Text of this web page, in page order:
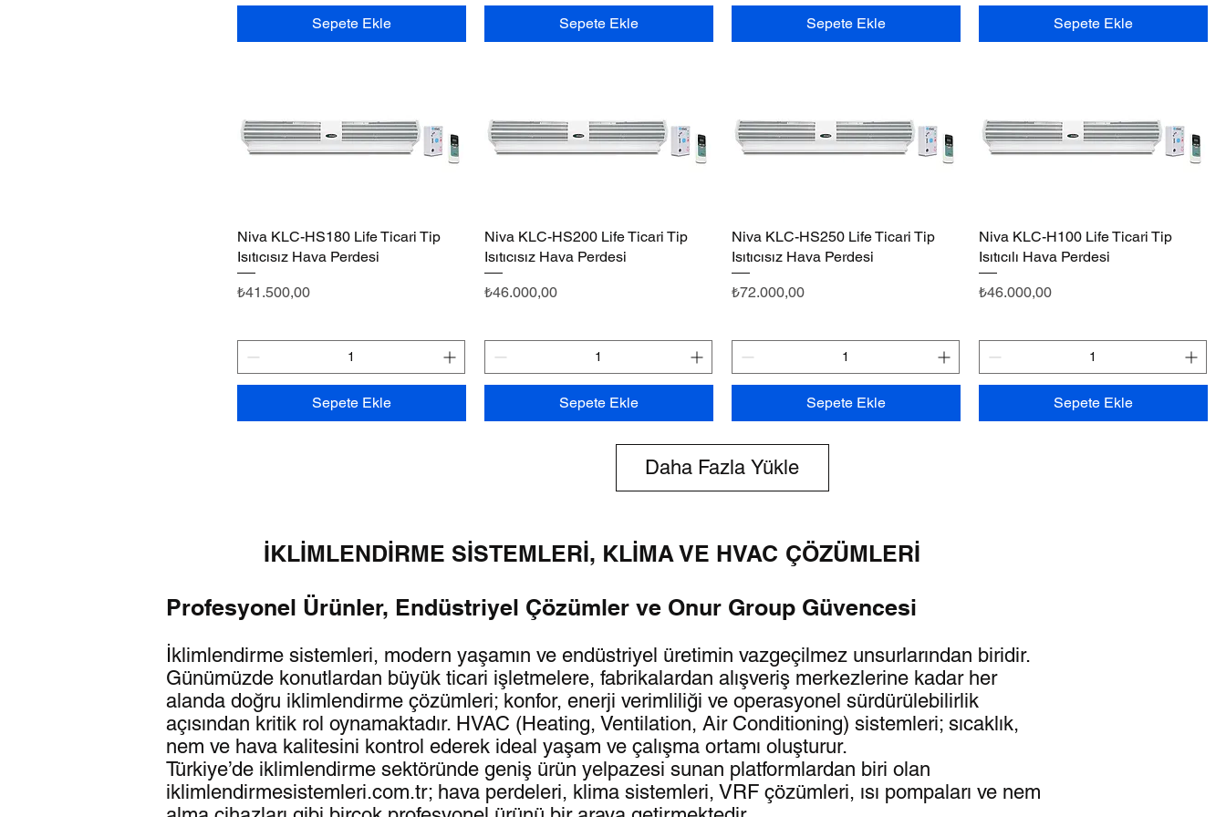
Sepete Ekle Sepete Ekle Sepete Ekle Sepete Ekle
Hızlı Bakış
Niva KLC-HS180 Life Ticari Tip
Isıtıcısız Hava Perdesi
Fiyat
₺41.500,00
Sepete Ekle
Hızlı Bakış
Niva KLC-HS200 Life Ticari Tip
Isıtıcısız Hava Perdesi
Fiyat
₺46.000,00
Sepete Ekle
Hızlı Bakış
Niva KLC-HS250 Life Ticari Tip
Isıtıcısız Hava Perdesi
Fiyat
₺72.000,00
Sepete Ekle
Hızlı Bakış
Niva KLC-H100 Life Ticari Tip
Isıtıcılı Hava Perdesi
Fiyat
₺46.000,00
Sepete Ekle
Daha Fazla Yükle
İKLİMLENDİRME SİSTEMLERİ, KLİMA VE HVAC ÇÖZÜMLERİ
Profesyonel Ürünler, Endüstriyel Çözümler ve Onur Group Güvencesi
İklimlendirme sistemleri, modern yaşamın ve endüstriyel üretimin vazgeçilmez unsurlarından biridir.
Günümüzde konutlardan büyük ticari işletmelere, fabrikalardan alışveriş merkezlerine kadar her
alanda doğru iklimlendirme çözümleri; konfor, enerji verimliliği ve operasyonel sürdürülebilirlik
açısından kritik rol oynamaktadır. HVAC (Heating, Ventilation, Air Conditioning) sistemleri; sıcaklık,
nem ve hava kalitesini kontrol ederek ideal yaşam ve çalışma ortamı oluşturur.
Türkiye’de iklimlendirme sektöründe geniş ürün yelpazesi sunan platformlardan biri olan
iklimlendirmesistemleri.com.tr; hava perdeleri, klima sistemleri, VRF çözümleri, ısı pompaları ve nem